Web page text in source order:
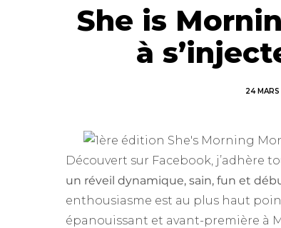
She is
à
24
Découvert sur Facebook, j’adhère
un réveil dynamique, sain, fun et
enthousiasme est au plus haut
épanouissant et avant-première à